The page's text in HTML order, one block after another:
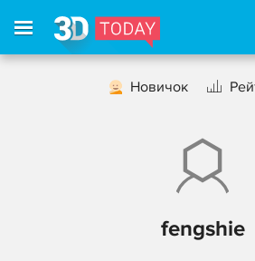
Новичок
fengshie